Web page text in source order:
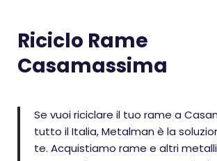
Riciclo Rame
Casamassima
Se vuoi riciclare il tuo rame a
tutto il Italia, Metalman è la
te. Acquistiamo rame e altri